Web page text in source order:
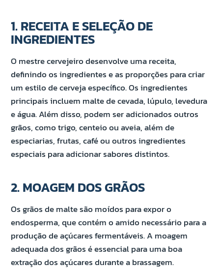
1. RECEITA E SELEÇÃO DE
INGREDIENTES
O mestre cervejeiro desenvolve uma receita,
definindo os ingredientes e as proporções para criar
um estilo de cerveja específico. Os ingredientes
principais incluem malte de cevada, lúpulo, levedura
e água. Além disso, podem ser adicionados outros
grãos, como trigo, centeio ou aveia, além de
especiarias, frutas, café ou outros ingredientes
especiais para adicionar sabores distintos.
2. MOAGEM DOS GRÃOS
Os grãos de malte são moídos para expor o
endosperma, que contém o amido necessário para a
produção de açúcares fermentáveis. A moagem
adequada dos grãos é essencial para uma boa
extração dos açúcares durante a brassagem.